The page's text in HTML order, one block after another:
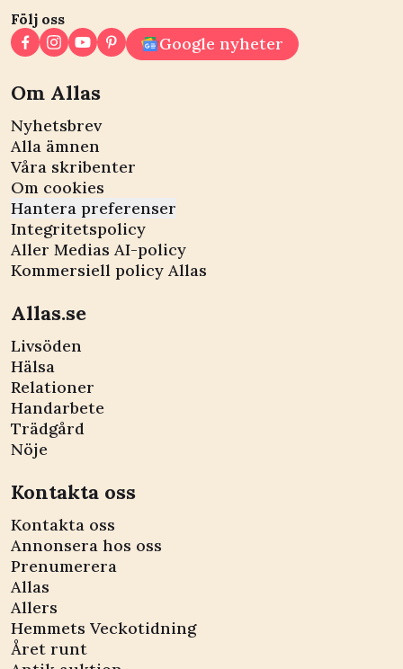
Följ oss
Google nyheter
Om Allas
Nyhetsbrev
Alla ämnen
Våra skribenter
Om cookies
Hantera preferenser
Integritetspolicy
Aller Medias AI-policy
Kommersiell policy Allas
Allas.se
Livsöden
Hälsa
Relationer
Handarbete
Trädgård
Nöje
Kontakta oss
Kontakta oss
Annonsera hos oss
Prenumerera
Allas
Allers
Hemmets Veckotidning
Året runt